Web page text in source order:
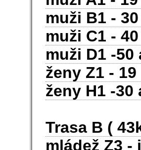
muži B1 -
muži C1 -
muži D1 -50
ženy Z1 -
ženy H1 -30
Trasa B (
mládež Z3 -